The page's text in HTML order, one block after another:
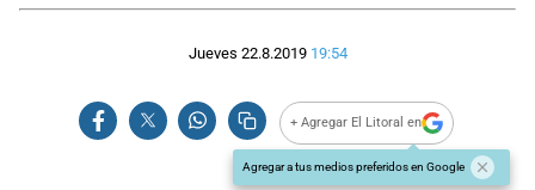
Jueves 22.8.2019 19:54
+ Agregar El Litoral en
Agregar a tus medios preferidos en Google